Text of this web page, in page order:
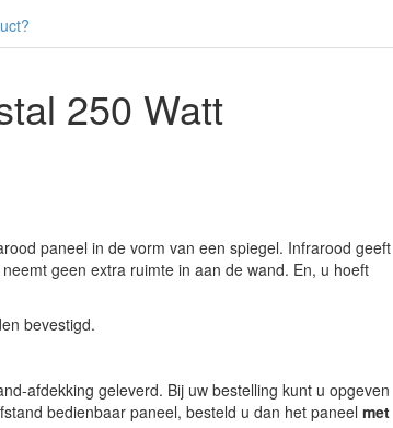
250 Watt
paneel in de vorm van een spiegel. Infrarood geeft
geen extra ruimte in aan de wand. En, u hoeft
bevestigd.
afdekking geleverd. Bij uw bestelling kunt u opgeven
bedienbaar paneel, besteld u dan het paneel met